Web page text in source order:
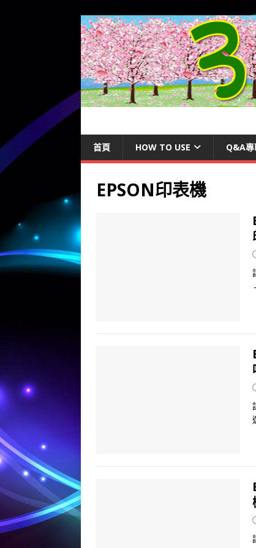
首頁 HOW TO USE Q&A專
EPSON印表機